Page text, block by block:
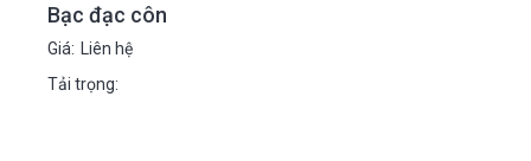
Bạc đạc côn
Giá:
Liên hệ
Tải trọng: